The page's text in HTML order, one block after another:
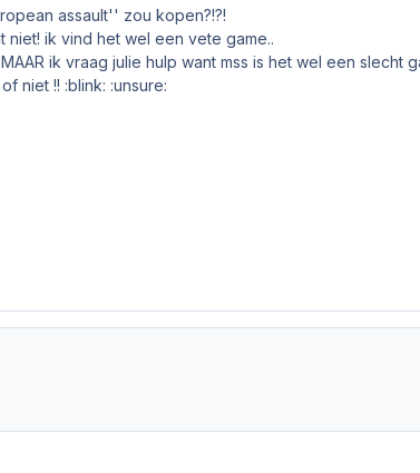
assault'' zou kopen?!?!
ik vind het wel een vete game..
ik vraag julie hulp want mss is het wel een slecht
niet !! :blink: :unsure: